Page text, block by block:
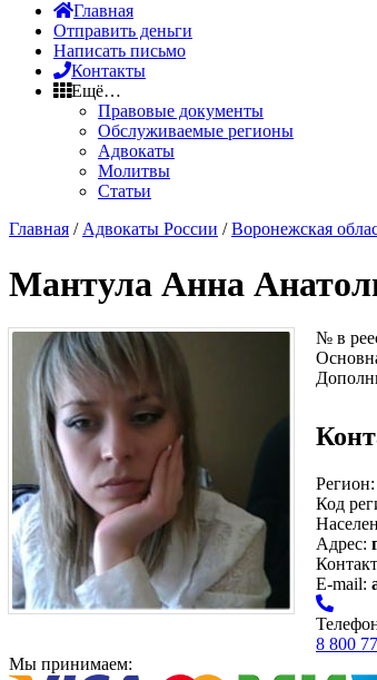
Главная
Отправить деньги
Написать письмо
Контакты
Ещё…
Правовые документы
Обслуживаемые регионы
Адвокаты
Молитвы
Статьи
Главная / Адвокаты России /Воронежская
Мантула Анна
№ в
Регион:
Код
Адрес:
E-mail:
8 800
Мы принимаем: